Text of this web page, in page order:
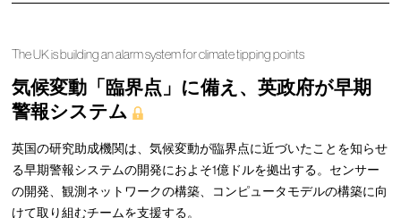
The UK is building an alarm system for climate tipping points
気候変動「臨界点」に備え、英政府が早期
警報システム
英国の研究助成機関は、気候変動が臨界点に近づいたことを知らせ
る早期警報システムの開発におよそ1億ドルを拠出する。センサー
の開発、観測ネットワークの構築、コンピュータモデルの構築に向
けて取り組むチームを支援する。